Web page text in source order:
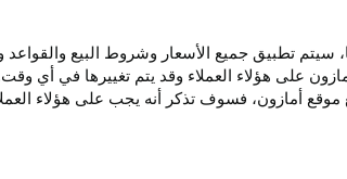
سيتم تطبيق جميع الأسعار وشروط البيع والقواعد
على هؤلاء العملاء وقد يتم تغييرها في أي
موقع أمازون، فسوف تذكر أنه يجب على هؤلاء